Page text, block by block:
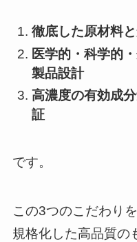
徹底した原材料
医学的・科学的
製品設計
高濃度の有効成
証
です。
この3つのこだわり
規格化した高品質の